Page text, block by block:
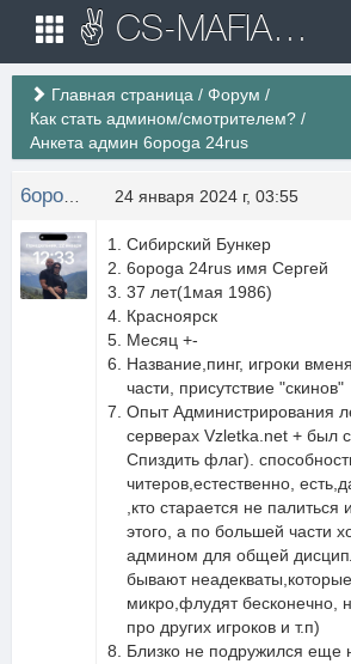
✌ CS-MAFIA.RU ✌ Игровые сервера Counter Strike 1.6
Главная страница / Форум /
Как стать админом/смотрителем? /
Анкета админ 6opoga 24rus
24 января 2024 г, 03:55
Сибирский Бункер
6opoga 24rus имя Сергей
37 лет(1мая 1986)
Красноярск
Месяц +-
Название,пинг, игроки
части, присутствие "скинов"
Опыт Администрирования
серверах Vzletka.net + был
Спиздить флаг).
читеров,естественно,
,кто старается не палиться
этого, а по большей части
админом для общей
бывают
микро,флудят бесконечно,
про других игроков и т.п)
Близко не подружился еще